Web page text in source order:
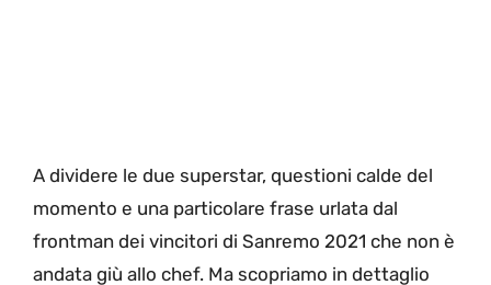
A dividere le due superstar, questioni calde del
momento e una particolare frase urlata dal
frontman dei vincitori di Sanremo 2021 che non è
andata giù allo chef. Ma scopriamo in dettaglio